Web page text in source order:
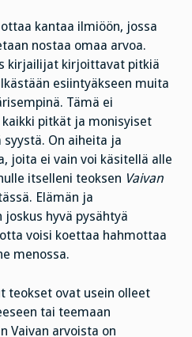
kantaa ilmiöön, jossa
nostaa omaa arvoa.
kirjailijat kirjoittavat pitkiä
esiintyäkseen muita
Tämä ei
pitkät ja monisyiset
On aiheita ja
joita ei vain voi käsitellä alle
itselleni teoksen Vaivan
Elämän ja
hyvä pysähtyä
voisi koettaa hahmottaa
menossa.
teokset ovat usein olleet
tai teemaan
Vaivan arvoista on